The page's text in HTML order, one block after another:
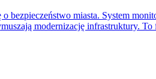
miasta. System
modernizację infrastruktury. To